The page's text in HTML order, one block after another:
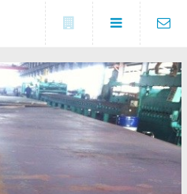
LIÊN HỆ
Địa chỉ
Số 5A, KCX Linh Trung 1, P
Linh Trung, TP. Thủ Đức, TP.
HCM
0937682789